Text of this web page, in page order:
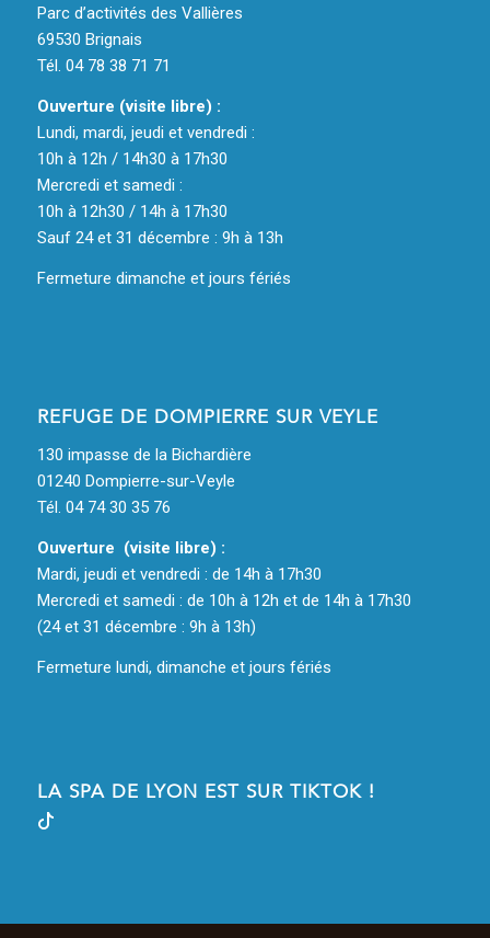
Parc d’activités des Vallières
69530 Brignais
Tél. 04 78 38 71 71
Ouverture (visite libre) :
Lundi, mardi, jeudi et vendredi :
10h à 12h / 14h30 à 17h30
Mercredi et samedi :
10h à 12h30 / 14h à 17h30
Sauf 24 et 31 décembre : 9h à 13h
Fermeture dimanche et jours fériés
REFUGE DE DOMPIERRE SUR VEYLE
130 impasse de la Bichardière
01240 Dompierre-sur-Veyle
Tél. 04 74 30 35 76
Ouverture (visite libre) :
Mardi, jeudi et vendredi : de 14h à 17h30
Mercredi et samedi : de 10h à 12h et de 14h à 17h30
(24 et 31 décembre : 9h à 13h)
Fermeture lundi, dimanche et jours fériés
LA SPA DE LYON EST SUR TIKTOK !